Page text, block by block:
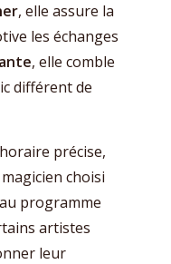
, elle assure la
les échanges
, elle comble
différent de
précise,
choisi
programme
artistes
leur